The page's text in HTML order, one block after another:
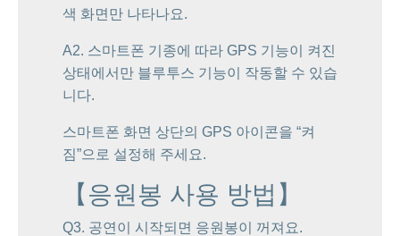
색 화면만 나타나요.
A2. 스마트폰 기종에 따라 GPS 기능이 켜진
상태에서만 블루투스 기능이 작동할 수 있습
니다.
스마트폰 화면 상단의 GPS 아이콘을 “켜
짐”으로 설정해 주세요.
【응원봉 사용 방법】
Q3. 공연이 시작되면 응원봉이 꺼져요.